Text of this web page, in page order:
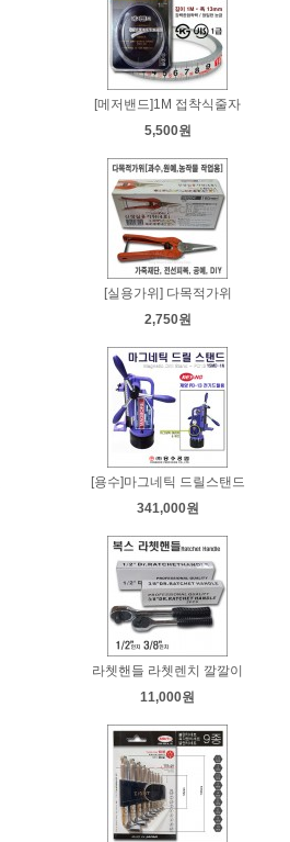
[메저밴드]1M 접착식줄자
5,500원
[실용가위] 다목적가위
2,750원
[용수]마그네틱 드릴스탠드
341,000원
라쳇핸들 라쳇렌치 깔깔이
11,000원